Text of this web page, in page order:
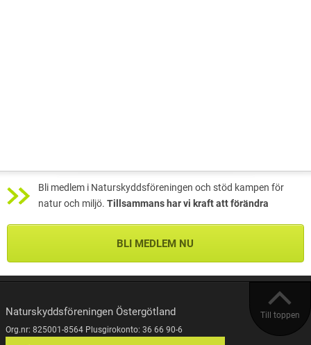
Bli medlem i Naturskyddsföreningen och stöd kampen för
natur och miljö. Tillsammans har vi kraft att förändra
BLI MEDLEM NU
Till toppen
Naturskyddsföreningen Östergötland
Org.nr: 825001-8564 Plusgirokonto: 36 66 90-6